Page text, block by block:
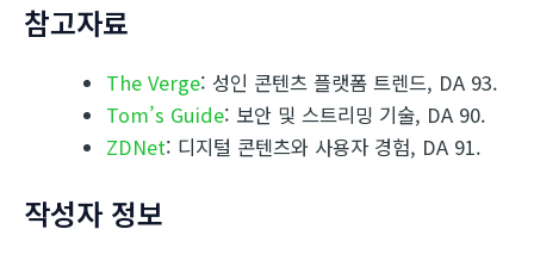
참고자료
The Verge: 성인 콘텐츠 플랫폼 트렌드, DA 93.
Tom’s Guide: 보안 및 스트리밍 기술, DA 90.
ZDNet: 디지털 콘텐츠와 사용자 경험, DA 91.
작성자 정보